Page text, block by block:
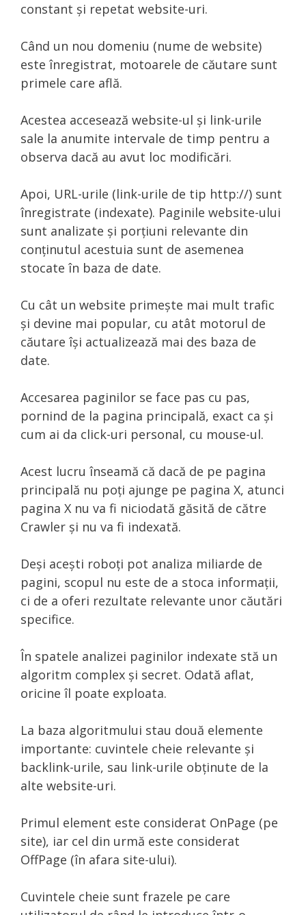
constant și repetat website-uri.
Când un nou domeniu (nume de website)
este înregistrat, motoarele de căutare sunt
primele care află.
Acestea accesează website-ul și link-urile
sale la anumite intervale de timp pentru a
observa dacă au avut loc modificări.
Apoi, URL-urile (link-urile de tip http://) sunt
înregistrate (indexate). Paginile website-ului
sunt analizate și porțiuni relevante din
conținutul acestuia sunt de asemenea
stocate în baza de date.
Cu cât un website primește mai mult trafic
și devine mai popular, cu atât motorul de
căutare își actualizează mai des baza de
date.
Accesarea paginilor se face pas cu pas,
pornind de la pagina principală, exact ca și
cum ai da click-uri personal, cu mouse-ul.
Acest lucru înseamă că dacă de pe pagina
principală nu poți ajunge pe pagina X, atunci
pagina X nu va fi niciodată găsită de către
Crawler și nu va fi indexată.
Deși acești roboți pot analiza miliarde de
pagini, scopul nu este de a stoca informații,
ci de a oferi rezultate relevante unor căutări
specifice.
În spatele analizei paginilor indexate stă un
algoritm complex și secret. Odată aflat,
oricine îl poate exploata.
La baza algoritmului stau două elemente
importante: cuvintele cheie relevante și
backlink-urile, sau link-urile obținute de la
alte website-uri.
Primul element este considerat OnPage (pe
site), iar cel din urmă este considerat
OffPage (în afara site-ului).
Cuvintele cheie sunt frazele pe care